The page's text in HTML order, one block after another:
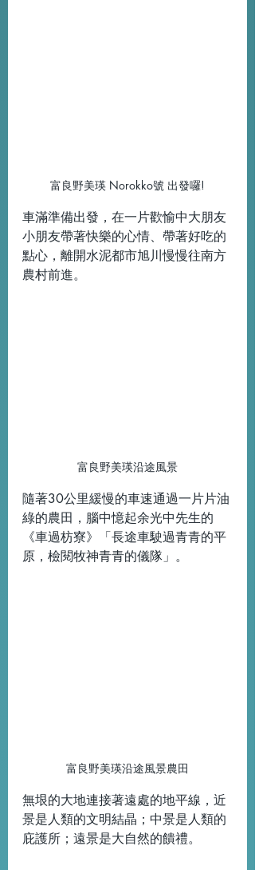
富良野美瑛 Norokko號 出發囉!
車滿準備出發，在一片歡愉中大朋友
小朋友帶著快樂的心情、帶著好吃的
點心，離開水泥都市旭川慢慢往南方
農村前進。
富良野美瑛沿途風景
隨著30公里緩慢的車速通過一片片油
綠的農田，腦中憶起余光中先生的
《車過枋寮》「長途車駛過青青的平
原，檢閱牧神青青的儀隊」。
富良野美瑛沿途風景農田
無垠的大地連接著遠處的地平線，近
景是人類的文明結晶；中景是人類的
庇護所；遠景是大自然的饋禮。